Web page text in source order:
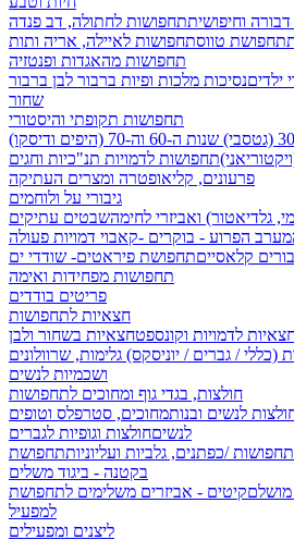
וחיפושיתתחפושות לחתולה, דב פנדה
תחפושת טווסתחפושות לאיילה, אריה ותות
תחפושות מהאגדות ופנטזיה
ילדיםנסיכות מלכות ופיות ברבור לבן ברבור
שחור
תחפושות תקופתי והיסטורי
שנות ה-60 וה-70 (היפים ודיסקו)
תחפושות לדמויות תנ"כיות וחגים
פרעונים, קליאופטרה ומצרים העתיקה
גיבורי על ולוחמים
גלדיאטור) ואביזרי לחימהשבטים עתיקים
הפרוע - בוקרים -קאבוי דמויות פעולה
קלאסייםתחפושת פיראטים- שודדי ים
תחפושות מפחידות ואימה
פריטים בודדים
חצאיות לתחפושות
לדמויות וקונספטחצאיות בשחור ולבן
(כללי / גברים / יוניסקס) גלימות, שרוולונים
ושכמיות לנשים
חולצות, בגדי גוף ומחוכים לתחפושות
לנשים ובנותמחוכים, סטרפלס וטופים
לנשיםחולצות וגופיות לגברים
/כפתנים, גלביות ועליוניותתחפושת
בקטנה - ביגוד משלים
קיטים - אביזרים משלימים לתחפושת
למפעיל
ליצנים ומפעילים